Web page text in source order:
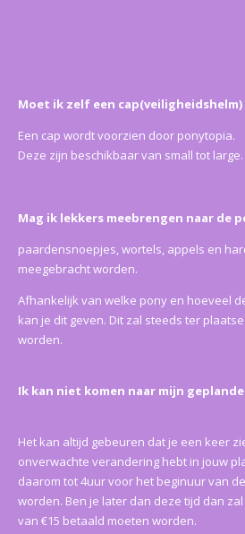
Moet ik zelf een cap(
Een cap wordt voorzien door ponytopia.
Deze zijn beschikbaar van small tot large.
Mag ik lekkers meebrengen naar de
paardensnoepjes, wortels, appels en
meegebracht worden.
Afhankelijk van welke pony en hoeveel
kan je dit geven. Dit zal steeds ter
worden.
Ik kan niet komen naar mijn
Het kan altijd gebeuren dat je een keer
onverwachte verandering hebt in jouw
daarom tot 4uur voor het beginuur van
worden. Ben je later dan deze tijd dan
van €15 betaald moeten worden.